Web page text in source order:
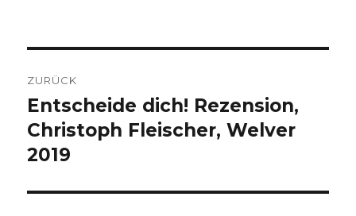
ZURÜCK
Vorheriger
Beitrag:
Entscheide dich! Rezension,
Christoph Fleischer, Welver
2019